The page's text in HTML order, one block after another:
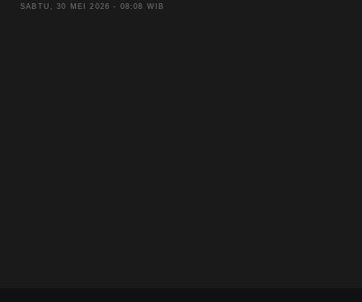
SABTU, 30 MEI 2026 - 08:08 WIB